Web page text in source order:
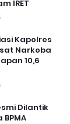
IRET
Kapolres
Narkoba
10,6
Dilantik